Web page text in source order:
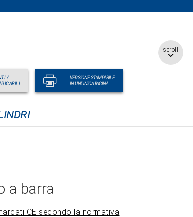
scroll
/
VERSIONE STAMPABILE
IN UN'UNICA PAGINA
a barra
CE secondo la normativa